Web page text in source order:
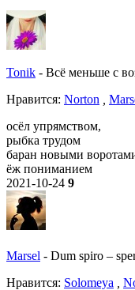
Tonik - Всё меньше с
Нравитcя: Norton
осёл упрямством,
рыбка трудом
баран новыми
ёж пониманием
2021-10-24 9
Marsel - Dum spiro –
Нравитcя: Solomeya